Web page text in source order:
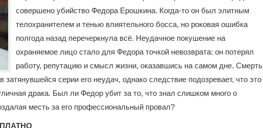
совершено убийство Федора Ерошкина. Когда-то он был элитным
телохранителем и тенью влиятельного босса, но роковая ошибка
полгода назад перечеркнула всё. Неудачное покушение на
охраняемое лицо стало для Федора точкой невозврата: он потерял
работу, репутацию и смысл жизни, оказавшись на самом дне. Смерть
серии его неудач, однако следствие подозревает, что это
драка. Был ли Федор убит за то, что знал слишком много о
месть за его профессиональный провал?